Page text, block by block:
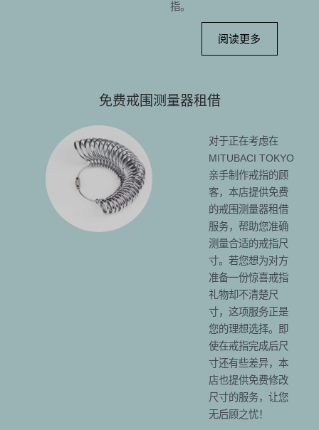
指。
阅读更多
免费戒围测量器租借
对于正在考虑在
MITUBACI TOKYO
亲手制作戒指的顾
客，本店提供免费
的戒围测量器租借
服务，帮助您准确
测量合适的戒指尺
寸。若您想为对方
准备一份惊喜戒指
礼物却不清楚尺
寸，这项服务正是
您的理想选择。即
使在戒指完成后尺
寸还有些差异，本
店也提供免费修改
尺寸的服务，让您
无后顾之忧！